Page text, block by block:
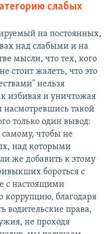
слабых
на постоянных,
над слабыми и на
мысли, что тех, кого
стоит жалеть, что это
нельзя
избивая и уничтожая
такой
только один вывод:
чтобы не
над которыми
же добавить к этому
бороться с
с настоящими
коррупцию, благодаря
водительские права,
не проходя